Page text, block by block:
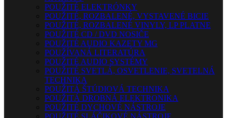
POUŽITÉ ELEKTRÓNKY
POUŽITÉ, ROZBALENÉ, VYSTAVENÉ BICIE
POUŽITÉ, ROZBALENÉ VINYLY, LP PLATNE
POUŽITÉ CD / DVD NOSIČE
POUŽITÉ AUDIO KAZETY MG
POUŽÍVANÁ LITERATÚRA
POUŽITÉ AUDIO SYSTÉMY
POUŽITÉ SVETLÁ, OSVETLENIE, SVETELNÁ
TECHNIKA
POUŽITÁ ŠTÚDIOVÁ TECHNIKA
POUŽITÁ DROBNÁ ELEKTRONIKA
POUŽITÉ DYCHOVÉ NÁSTROJE
POUŽITÉ SLÁČIKOVÉ NÁSTROJE